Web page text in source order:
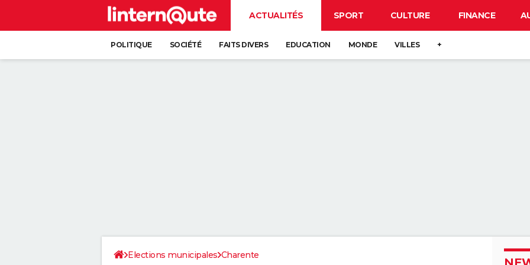
ACTUALITÉS SPORT CULTURE FINANCE
POLITIQUE SOCIÉTÉ FAITS DIVERS EDUCATION MONDE VILLES +
Elections municipales Charente